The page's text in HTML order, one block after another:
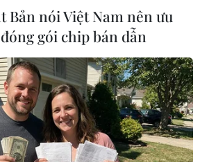
Bản nói Việt Nam nên ưu
gói chip bán dẫn